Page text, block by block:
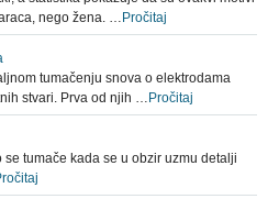
nego žena. … Pročitaj
tumačenju snova o elektrodama
stvari. Prva od njih … Pročitaj
tumače kada se u obzir uzmu detalji